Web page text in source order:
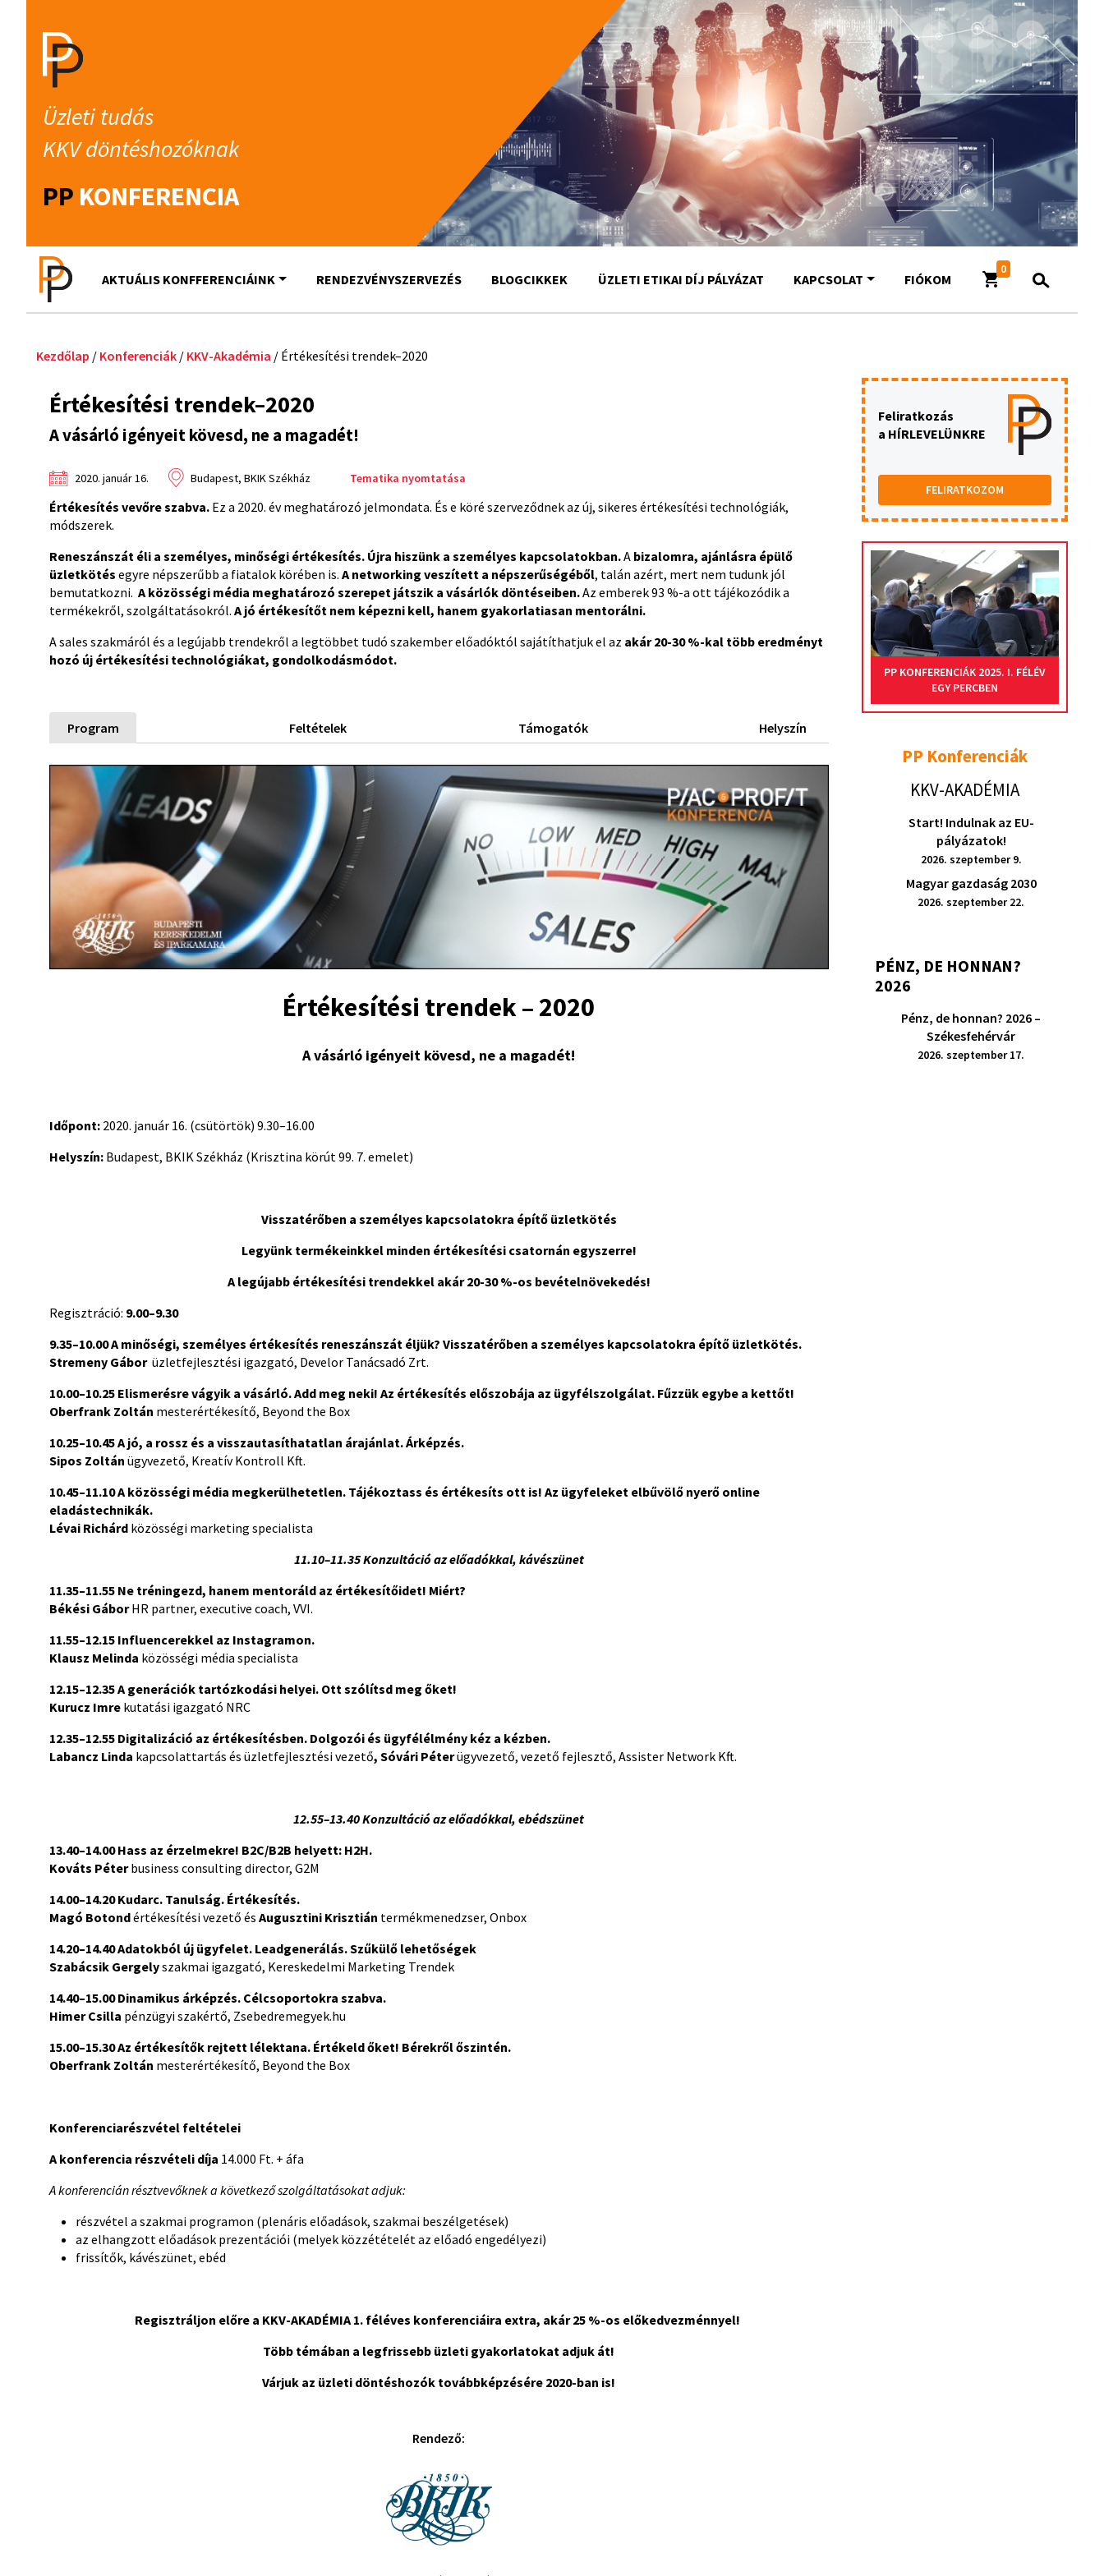
AKTUÁLIS KONFFERENCIÁINK RENDEZVÉNYSZERVEZÉS BLOGCIKKEK ÜZLETI ETIKAI DÍJ PÁLYÁZAT KAPCSOLAT FIÓKOM
0
Üzleti tudás
KKV döntéshozóknak
PP KONFERENCIA
Kezdőlap / Konferenciák / KKV-Akadémia / Értékesítési trendek–2020
Értékesítési trendek–2020
A vásárló igényeit kövesd, ne a magadét!
2020. január 16. Budapest, BKIK Székház Tematika nyomtatása
Értékesítés vevőre szabva. Ez a 2020. év meghatározó jelmondata. És e köré szerveződnek az új, sikeres értékesítési technológiák,
módszerek.
Reneszánszát éli a személyes, minőségi értékesítés. Újra hiszünk a személyes kapcsolatokban.A bizalomra, ajánlásra épülő
üzletkötés egyre népszerűbb a fiatalok körében is. A networking veszített a népszerűségéből, talán azért, mert nem tudunk jól
bemutatkozni. A közösségi média meghatározó szerepet játszik a vásárlók döntéseiben.Az emberek 93 %-a ott tájékozódik a
termékekről, szolgáltatásokról. A jó értékesítőt nem képezni kell, hanem gyakorlatiasan mentorálni.
A sales szakmáról és a legújabb trendekről a legtöbbet tudó szakember előadóktól sajátíthatjuk el az akár 20-30 %-kal több eredményt
hozó új értékesítési technológiákat, gondolkodásmódot.
Program Feltételek Támogatók Helyszín
Értékesítési trendek – 2020
A vásárló igényeit kövesd, ne a magadét!
Időpont: 2020. január 16. (csütörtök) 9.30–16.00
Helyszín: Budapest, BKIK Székház (Krisztina körút 99. 7. emelet)
Visszatérőben a személyes kapcsolatokra építő üzletkötés
Legyünk termékeinkkel minden értékesítési csatornán egyszerre!
A legújabb értékesítési trendekkel akár 20-30 %-os bevételnövekedés!
Regisztráció: 9.00–9.30
9.35–10.00A minőségi, személyes értékesítés reneszánszát éljük? Visszatérőben a személyes kapcsolatokra építő üzletkötés.
Stremeny Gáborüzletfejlesztési igazgató, Develor Tanácsadó Zrt.
10.00–10.25 Elismerésre vágyik a vásárló.Add meg neki! Az értékesítés előszobája az ügyfélszolgálat. Fűzzük egybe a kettőt!
Oberfrank Zoltán mesterértékesítő, Beyond the Box
10.25–10.45A jó, a rossz és a visszautasíthatatlan árajánlat.Árképzés.
Sipos Zoltán ügyvezető, Kreatív Kontroll Kft.
10.45–11.10A közösségi média megkerülhetetlen. Tájékoztass és értékesíts ott is! Az ügyfeleket elbűvölő nyerő online
eladástechnikák.
Lévai Richárd közösségi marketing specialista
11.10–11.35 Konzultáció az előadókkal, kávészünet
11.35–11.55 Ne tréningezd, hanem mentoráld az értékesítőidet! Miért?
Békési GáborHR partner, executive coach, VVI.
11.55–12.15 Influencerekkel az Instagramon.
Klausz Melinda közösségi média specialista
12.15–12.35A generációk tartózkodási helyei. Ott szólítsd meg őket!
Kurucz Imre kutatási igazgató NRC
12.35–12.55 Digitalizáció az értékesítésben. Dolgozói és ügyfélélmény kéz a kézben.
Labancz Linda kapcsolattartás és üzletfejlesztési vezető, Sóvári Péterügyvezető, vezető fejlesztő, Assister Network Kft.
12.55–13.40 Konzultáció az előadókkal, ebédszünet
13.40–14.00 Hass az érzelmekre! B2C/B2B helyett: H2H.
Kováts Péterbusiness consulting director, G2M
14.00–14.20Kudarc. Tanulság. Értékesítés.
Magó Botondértékesítési vezető és Augusztini Krisztián termékmenedzser, Onbox
14.20–14.40 Adatokból új ügyfelet. Leadgenerálás. Szűkülő lehetőségek
Szabácsik Gergelyszakmai igazgató, Kereskedelmi Marketing Trendek
14.40–15.00 Dinamikus árképzés. Célcsoportokra szabva.
Himer Csilla pénzügyi szakértő, Zsebedremegyek.hu
15.00–15.30Az értékesítők rejtett lélektana. Értékeld őket! Bérekről őszintén.
Oberfrank Zoltán mesterértékesítő, Beyond the Box
Konferenciarészvétel feltételei
A konferencia részvételi díja 14.000 Ft. + áfa
A konferencián résztvevőknek a következő szolgáltatásokat adjuk:
részvétel a szakmai programon (plenáris előadások, szakmai beszélgetések)
az elhangzott előadások prezentációi (melyek közzétételét az előadó engedélyezi)
frissítők, kávészünet, ebéd
Regisztráljon előre a KKV-AKADÉMIA 1. féléves konferenciáira extra, akár 25 %-os előkedvezménnyel!
Több témában a legfrissebb üzleti gyakorlatokat adjuk át!
Várjuk az üzleti döntéshozók továbbképzésére 2020-ban is!
Rendező:
Feliratkozás
a HÍRLEVELÜNKRE
FELIRATKOZOM
PP KONFERENCIÁK 2025. I. FÉLÉV
EGY PERCBEN
PP Konferenciák
KKV-AKADÉMIA
Start! Indulnak az EU-
pályázatok!
2026. szeptember 9.
Magyar gazdaság 2030
2026. szeptember 22.
PÉNZ, DE HONNAN?
2026
Pénz, de honnan? 2026 –
Székesfehérvár
2026. szeptember 17.